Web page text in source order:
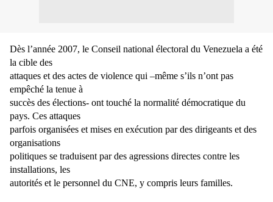
Dès l’année 2007, le Conseil national électoral du Venezuela a été
la cible des
attaques et des actes de violence qui –même s’ils n’ont pas
empêché la tenue à
succès des élections- ont touché la normalité démocratique du
pays. Ces attaques
parfois organisées et mises en exécution par des dirigeants et des
organisations
politiques se traduisent par des agressions directes contre les
installations, les
autorités et le personnel du CNE, y compris leurs familles.